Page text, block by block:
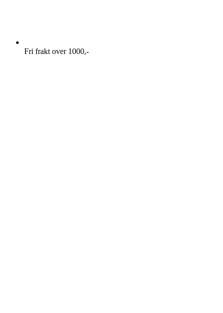
Fri frakt over 1000,-